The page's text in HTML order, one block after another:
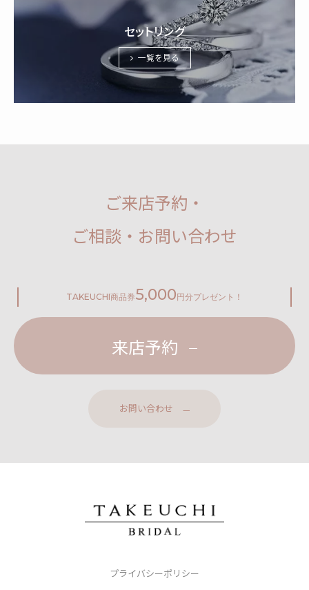
セットリング
一覧を見る
ご来店予約・
ご相談・お問い合わせ
TAKEUCHI商品券5,000 円分プレゼント！
来店予約
お問い合わせ
プライバシーポリシー